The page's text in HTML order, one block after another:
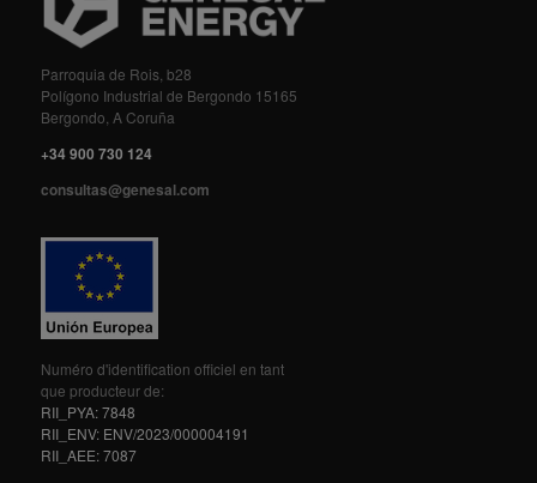
Parroquia de Rois, b28
Polígono Industrial de Bergondo 15165
Bergondo, A Coruña
+34 900 730 124
consultas@genesal.com
Numéro d'identification officiel en tant
que producteur de:
RII_PYA: 7848
RII_ENV: ENV/2023/000004191
RII_AEE: 7087